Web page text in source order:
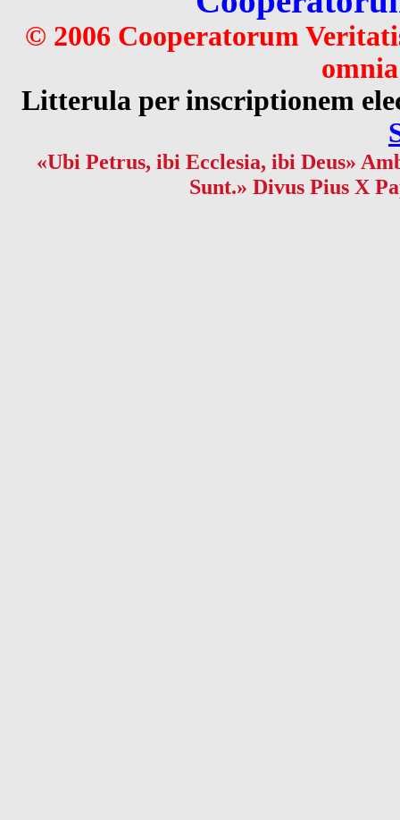
© 2006 Cooperatorum
Litterula per inscriptionem
«Ubi Petrus, ibi Ecclesia, ibi Deus»
Sunt.» Divus Pius X